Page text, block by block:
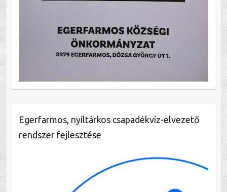
Egerfarmos, nyíltárkos csapadékvíz-elvezető
rendszer fejlesztése